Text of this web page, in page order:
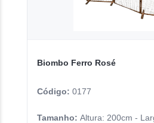
Biombo Ferro Rosé
Código: 0177
Tamanho: Altura: 200cm -